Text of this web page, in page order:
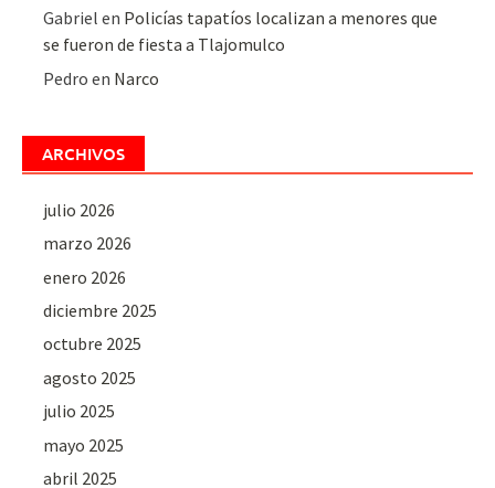
Gabriel en Policías tapatíos localizan a menores que
se fueron de fiesta a Tlajomulco
Pedro en Narco
ARCHIVOS
julio 2026
marzo 2026
enero 2026
diciembre 2025
octubre 2025
agosto 2025
julio 2025
mayo 2025
abril 2025